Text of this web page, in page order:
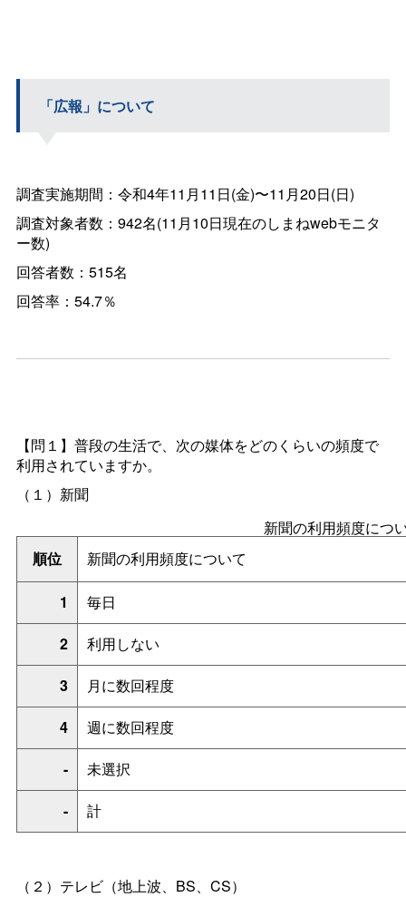
「広報」について
調査実施期間：令和4年11月11日(金)〜11月20日(日)
調査対象者数：942名(11月10日現在のしまねwebモニタ
ー数)
回答者数：515名
回答率：54.7％
【問１】普段の生活で、次の媒体をどのくらいの頻度で
利用されていますか。
（１）新聞
新聞の利用頻度につ
順位
新聞の利用頻度について
1
毎日
2
利用しない
3
月に数回程度
4
週に数回程度
-
未選択
-
計
（２）テレビ（地上波、BS、CS）